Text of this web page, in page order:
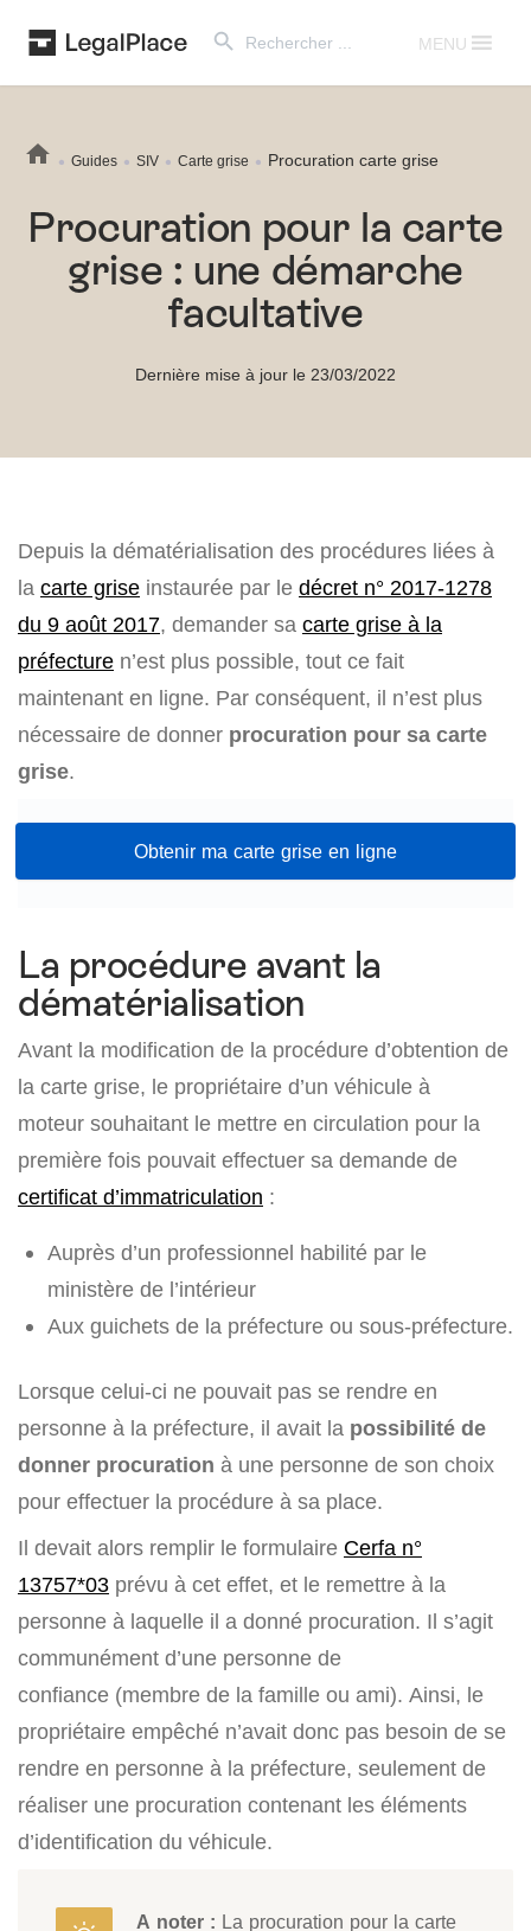
for:
MENU
Guides SIV Carte grise Procuration carte grise
Procuration pour la carte
grise : une démarche
facultative
Dernière mise à jour le 23/03/2022
Depuis la dématérialisation des procédures liées à
la carte grise instaurée par le décret n° 2017-1278
du 9 août 2017, demander sa carte grise à la
préfecture n’est plus possible, tout ce fait
maintenant en ligne. Par conséquent, il n’est plus
nécessaire de donner procuration pour sa carte
grise.
Obtenir ma carte grise en ligne
La procédure avant la
dématérialisation
Avant la modification de la procédure d’obtention de
la carte grise, le propriétaire d’un véhicule à
moteur souhaitant le mettre en circulation pour la
première fois pouvait effectuer sa demande de
certificat d’immatriculation :
Auprès d’un professionnel habilité par le
ministère de l’intérieur
Aux guichets de la préfecture ou sous-préfecture.
Lorsque celui-ci ne pouvait pas se rendre en
personne à la préfecture, il avait la possibilité de
donner procuration à une personne de son choix
pour effectuer la procédure à sa place.
Il devait alors remplir le formulaire Cerfa n°
13757*03 prévu à cet effet, et le remettre à la
personne à laquelle il a donné procuration. Il s’agit
communément d’une personne de
confiance (membre de la famille ou ami). Ainsi, le
propriétaire empêché n’avait donc pas besoin de se
rendre en personne à la préfecture, seulement de
réaliser une procuration contenant les éléments
d’identification du véhicule.
A noter : La procuration pour la carte